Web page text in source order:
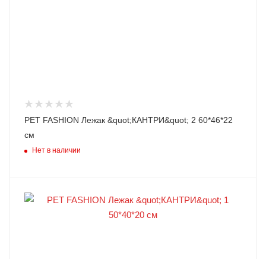
PET FASHION Лежак &quot;КАНТРИ&quot; 2 60*46*22
см
Нет в наличии